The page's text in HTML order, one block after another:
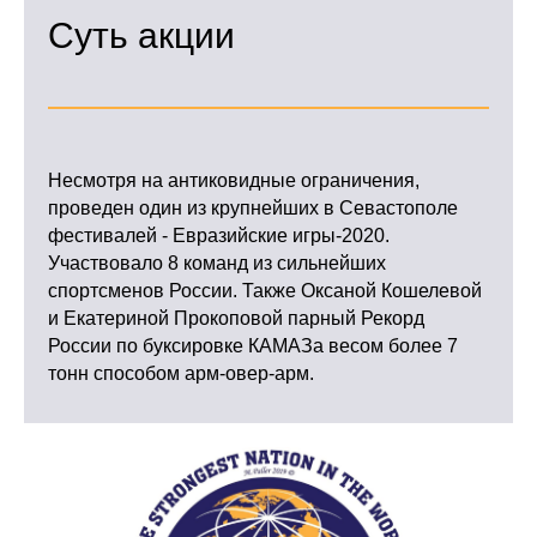
Суть акции
Несмотря на антиковидные ограничения,
проведен один из крупнейших в Севастополе
фестивалей - Евразийские игры-2020.
Участвовало 8 команд из сильнейших
спортсменов России. Также Оксаной Кошелевой
и Екатериной Прокоповой парный Рекорд
России по буксировке КАМАЗа весом более 7
тонн способом арм-овер-арм.